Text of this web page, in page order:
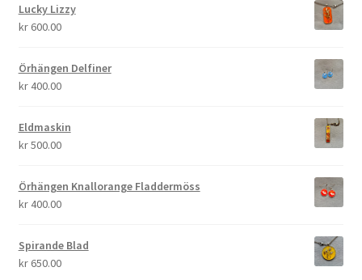
Lucky Lizzy
kr600.00
Örhängen Delfiner
kr400.00
Eldmaskin
kr500.00
Örhängen Knallorange Fladdermöss
kr400.00
Spirande Blad
kr650.00